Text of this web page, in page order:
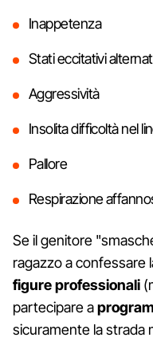
Inappetenza
Stati eccitativi
Aggressività
Insolita difficoltà nel
Pallore
Respirazione
Se il genitore
ragazzo a confessare
figure professionali
partecipare a
sicuramente la strada